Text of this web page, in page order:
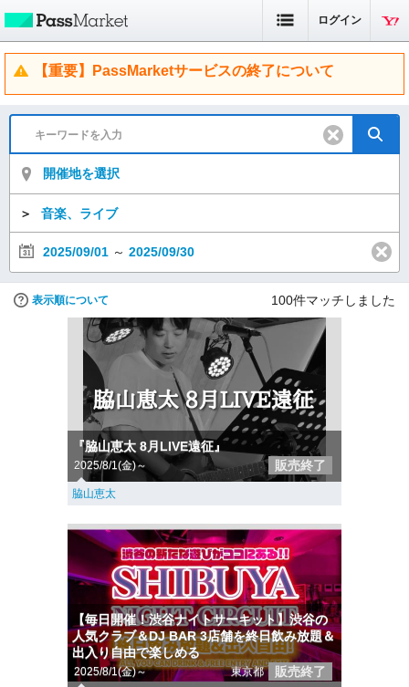
ログイン
【重要】PassMarketサービスの終了について
開催地を選択
＞ 音楽、ライブ
2025/09/01 ～ 2025/09/30
表示順について 100件マッチしました
『脇山恵太 8月LIVE遠征』
2025/8/1(金)～ 販売終了
脇山恵太
【毎日開催！渋谷ナイトサーキット】渋谷の
人気クラブ＆DJ BAR 3店舗を終日飲み放題＆
出入り自由で楽しめる
2025/8/1(金)～ 東京都 販売終了